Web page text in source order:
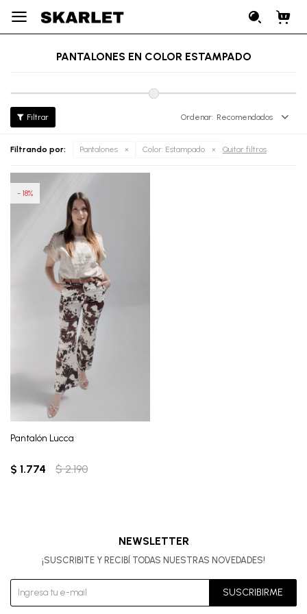

PANTALONES EN COLOR ESTAMPADO
Recomendados
Filtrando por: Pantalones Color: Estampado Quitar filtros
Pantalón Lucca
$ 1.774 $ 2.190
18
NEWSLETTER
¡SUSCRIBITE Y RECIBÍ TODAS NUESTRAS NOVEDADES!
SUSCRIBIRME